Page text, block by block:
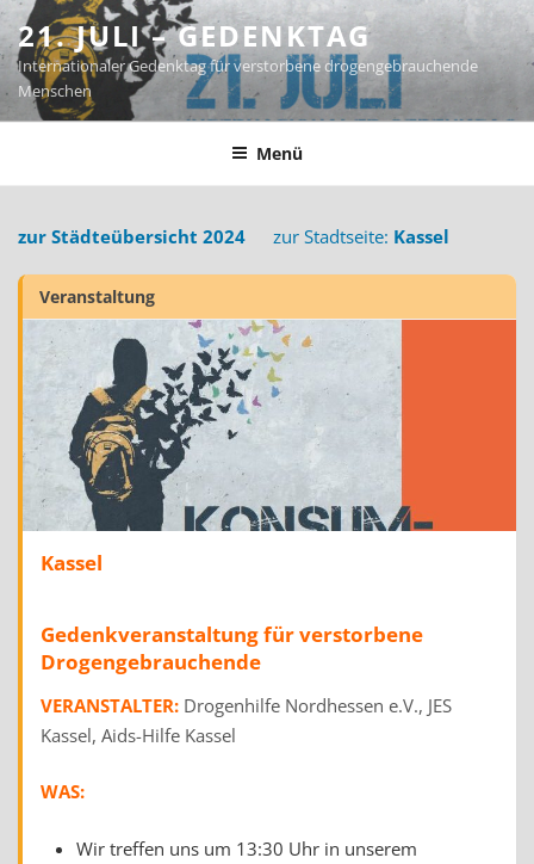
Zum
Inhalt
springen
21. JULI – GEDENKTAG
Internationaler Gedenktag für verstorbene drogengebrauchende
Menschen
Menü
zur Städteübersicht 2024 zur Stadtseite: Kassel
Veranstaltung
Kassel
Gedenkveranstaltung für verstorbene
Drogengebrauchende
VERANSTALTER: Drogenhilfe Nordhessen e.V., JES
Kassel, Aids-Hilfe Kassel
WAS:
Wir treffen uns um 13:30 Uhr in unserem